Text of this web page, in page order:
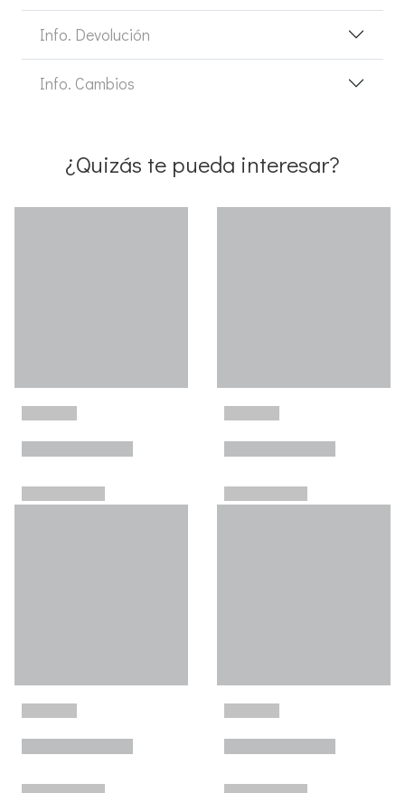
Info. Devolución
Info. Cambios
¿Quizás te pueda interesar?